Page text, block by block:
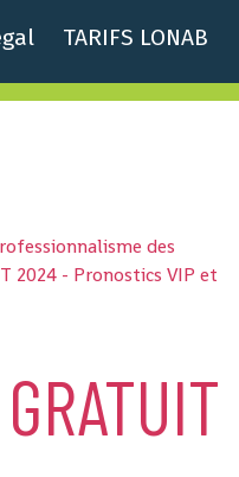
TARIFS LONAB
des
2024 - Pronostics VIP et